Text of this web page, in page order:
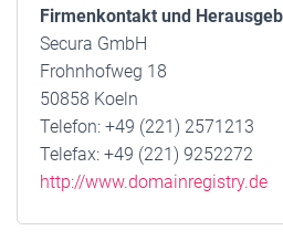
Firmenkontakt und
Secura GmbH
Frohnhofweg 18
50858 Koeln
Telefon: +49 (221) 2571213
Telefax: +49 (221) 9252272
http://www.domainregistry.de